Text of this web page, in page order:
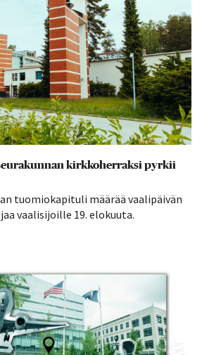
kirkkoherraksi pyrkii
tuomiokapituli määrää vaalipäivän
vaalisijoille 19. elokuuta.